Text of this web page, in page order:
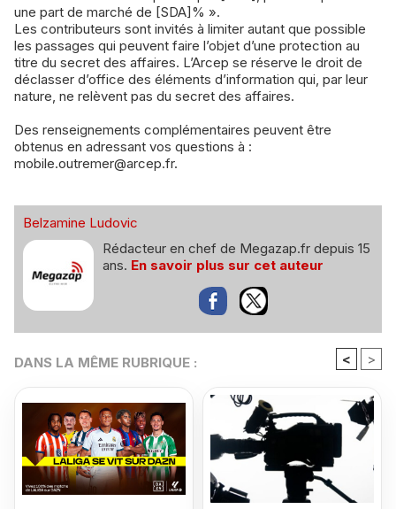
une part de marché de [SDA]% ».
Les contributeurs sont invités à limiter autant que possible
les passages qui peuvent faire l’objet d’une protection au
titre du secret des affaires. L’Arcep se réserve le droit de
déclasser d’office des éléments d’information qui, par leur
nature, ne relèvent pas du secret des affaires.
Des renseignements complémentaires peuvent être
obtenus en adressant vos questions à :
mobile.outremer@arcep.fr.
Belzamine Ludovic
Rédacteur en chef de Megazap.fr depuis 15
ans. En savoir plus sur cet auteur
DANS LA MÊME RUBRIQUE : < >